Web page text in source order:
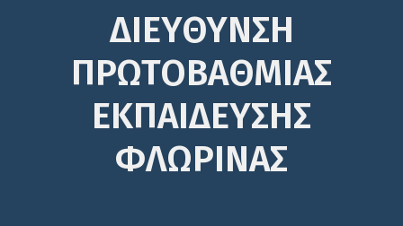
ΔΙΕΎΘΥΝΣΗ
ΠΡΩΤΟΒΆΘΜΙΑΣ
ΕΚΠΑΊΔΕΥΣΗΣ
ΦΛΩΡΙΝΑΣ